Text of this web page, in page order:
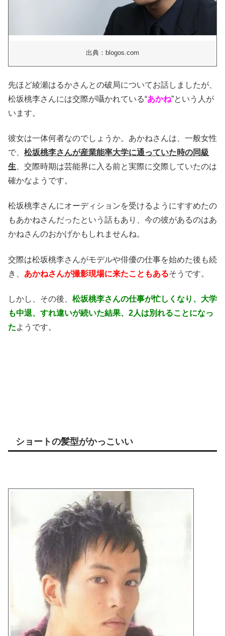
出典：blogos.com
先ほど綾瀬はるかさんとの破局についてお話しましたが、
松坂桃李さんには交際が囁かれている“あかね”という人が
います。
彼女は一体何者なのでしょうか。あかねさんは、一般女性
で、 松坂桃李さんが産業能率大学に通っていた時の同級
生 、交際時期は芸能界に入る前と実際に交際していたのは
確かなようです。
松坂桃李さんにオーディションを受けるようにすすめたの
もあかねさんだったという話もあり、今の彼があるのはあ
かねさんのおかげかもしれませんね。
交際は松坂桃李さんがモデルや俳優の仕事を始めた後も続
き、 あかねさんが撮影現場に来たこともあるそうです。
しかし、その後、 松坂桃李さんの仕事が忙しくなり、大学
も中退、すれ違いが続いた結果、2人は別れることになっ
たようです。
ショートの髪型がかっこいい